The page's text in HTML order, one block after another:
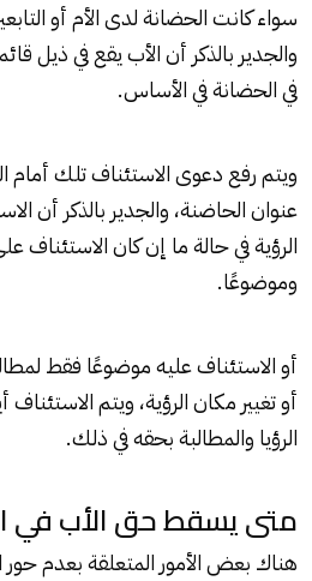
سواء كانت الحضانة لدى الأم أو
والجدير بالذكر أن الأب يقع في ذيل
في الحضانة في الأساس.
ويتم رفع دعوى الاستئناف تلك أمام
عنوان الحاضنة، والجدير بالذكر أن
الرؤية في حالة ما إن كان الاستئناف
وموضوعًا.
أو الاستئناف عليه موضوعًا فقط
أو تغيير مكان الرؤية، ويتم
الرؤيا والمطالبة بحقه في ذلك.
متى يسقط حق الأب في
هناك بعض الأمور المتعلقة بعدم حور